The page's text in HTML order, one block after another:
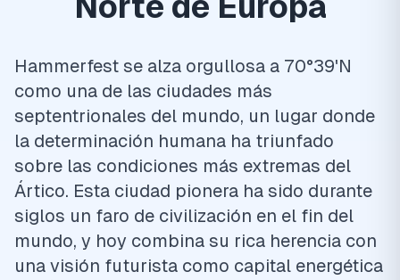
Hammerfest se alza orgullosa a 70°39'N
como una de las ciudades más
septentrionales del mundo, un lugar donde
la determinación humana ha triunfado
sobre las condiciones más extremas del
Ártico. Esta ciudad pionera ha sido durante
siglos un faro de civilización en el fin del
mundo, y hoy combina su rica herencia con
una visión futurista como capital energética